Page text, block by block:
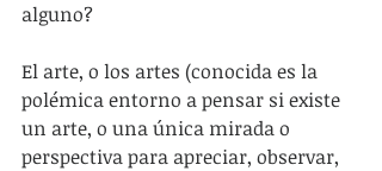
alguno?
El arte, o los artes (conocida es la
polémica entorno a pensar si existe
un arte, o una única mirada o
perspectiva para apreciar, observar,